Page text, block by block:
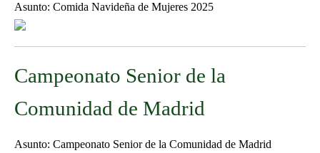
Asunto: Comida Navideña de Mujeres 2025
Campeonato Senior de la
Comunidad de Madrid
Asunto: Campeonato Senior de la Comunidad de Madrid